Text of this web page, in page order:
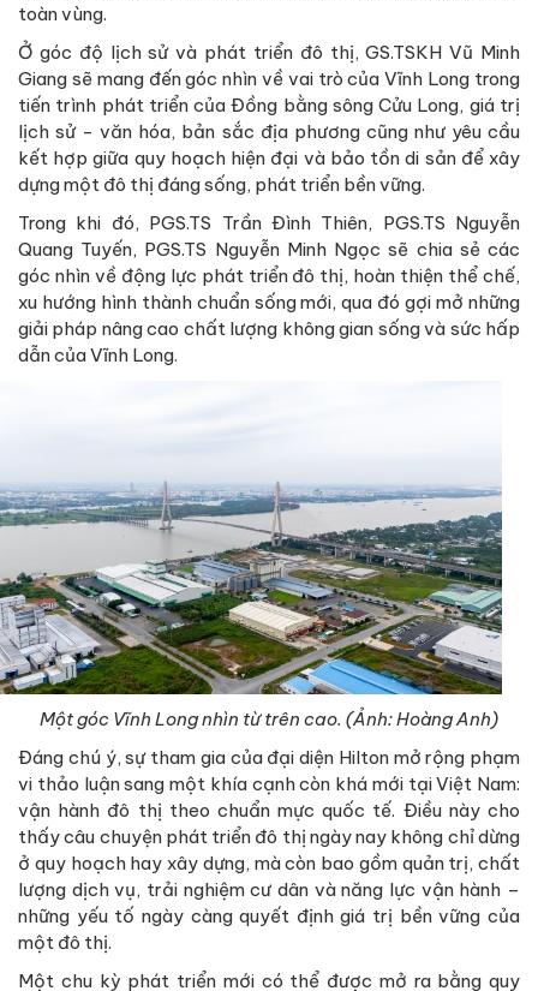
toàn vùng.
Ở góc độ lịch sử và phát triển đô thị, GS.TSKH Vũ Minh
Giang sẽ mang đến góc nhìn về vai trò của Vĩnh Long trong
tiến trình phát triển của Đồng bằng sông Cửu Long, giá trị
lịch sử - văn hóa, bản sắc địa phương cũng như yêu cầu
kết hợp giữa quy hoạch hiện đại và bảo tồn di sản để xây
dựng một đô thị đáng sống, phát triển bền vững.
Trong khi đó, PGS.TS Trần Đình Thiên, PGS.TS Nguyễn
Quang Tuyến, PGS.TS Nguyễn Minh Ngọc sẽ chia sẻ các
góc nhìn về động lực phát triển đô thị, hoàn thiện thể chế,
xu hướng hình thành chuẩn sống mới, qua đó gợi mở những
giải pháp nâng cao chất lượng không gian sống và sức hấp
dẫn của Vĩnh Long.
Một góc Vĩnh Long nhìn từ trên cao. (Ảnh: Hoàng Anh)
Đáng chú ý, sự tham gia của đại diện Hilton mở rộng phạm
vi thảo luận sang một khía cạnh còn khá mới tại Việt Nam:
vận hành đô thị theo chuẩn mực quốc tế. Điều này cho
thấy câu chuyện phát triển đô thị ngày nay không chỉ dừng
ở quy hoạch hay xây dựng, mà còn bao gồm quản trị, chất
lượng dịch vụ, trải nghiệm cư dân và năng lực vận hành –
những yếu tố ngày càng quyết định giá trị bền vững của
một đô thị.
Một chu kỳ phát triển mới có thể được mở ra bằng quy